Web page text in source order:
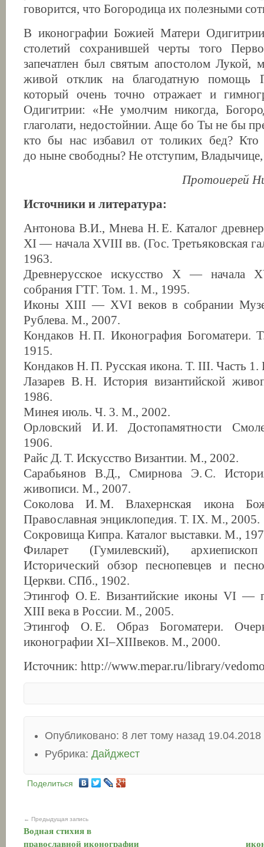
говорится, что Богородица их полезными
В иконографии Божией Матери
столетий сохранившей черты того
запечатлен был святым апостолом Лукой,
живой отклик на благодатную помощь
который очень точно отражает и
Одигитрии: «Не умолчим никогда,
глаголати, недостойнии. Аще бо Ты не бы
кто бы нас избавил от толиких бед?
до ныне свободны? Не отступим,
Протоиерей
Источники и литература:
Антонова В.И., Мнева Н. Е. Каталог
XI — начала XVIII вв. (Гос. Третьяковская
1963.
Древнерусское искусство Х — начала
собрания ГТГ. Том. 1. М., 1995.
Иконы XIII — XVI веков в собрании
Рублева. М., 2007.
Кондаков Н. П. Иконография Богоматери.
1915.
Кондаков Н. П. Русская икона. Т. III. Часть 1.
Лазарев В. Н. История византийской
1986.
Минея июль. Ч. 3. М., 2002.
Орловский И. И. Достопамятности
1906.
Райс Д. Т. Искусство Византии. М., 2002.
Сарабьянов В.Д., Смирнова Э. С.
живописи. М., 2007.
Соколова И. М. Влахернская икона
Православная энциклопедия. Т. IX. М., 2005.
Сокровища Кипра. Каталог выставки. М.,
Филарет (Гумилевский), архиепископ
Исторический обзор песнопевцев и
Церкви. СПб., 1902.
Этингоф О. Е. Византийские иконы VI —
XIII века в России. М., 2005.
Этингоф О. Е. Образ Богоматери.
иконографии XI–XIIIвеков. М., 2000.
Источник: http://www.mepar.ru/library/
Опубликовано: 8 лет тому назад 19.04.2018
Рубрика: Дайджест
Поделиться
← Предыдущая запись
Водная стихия в
православной иконографии